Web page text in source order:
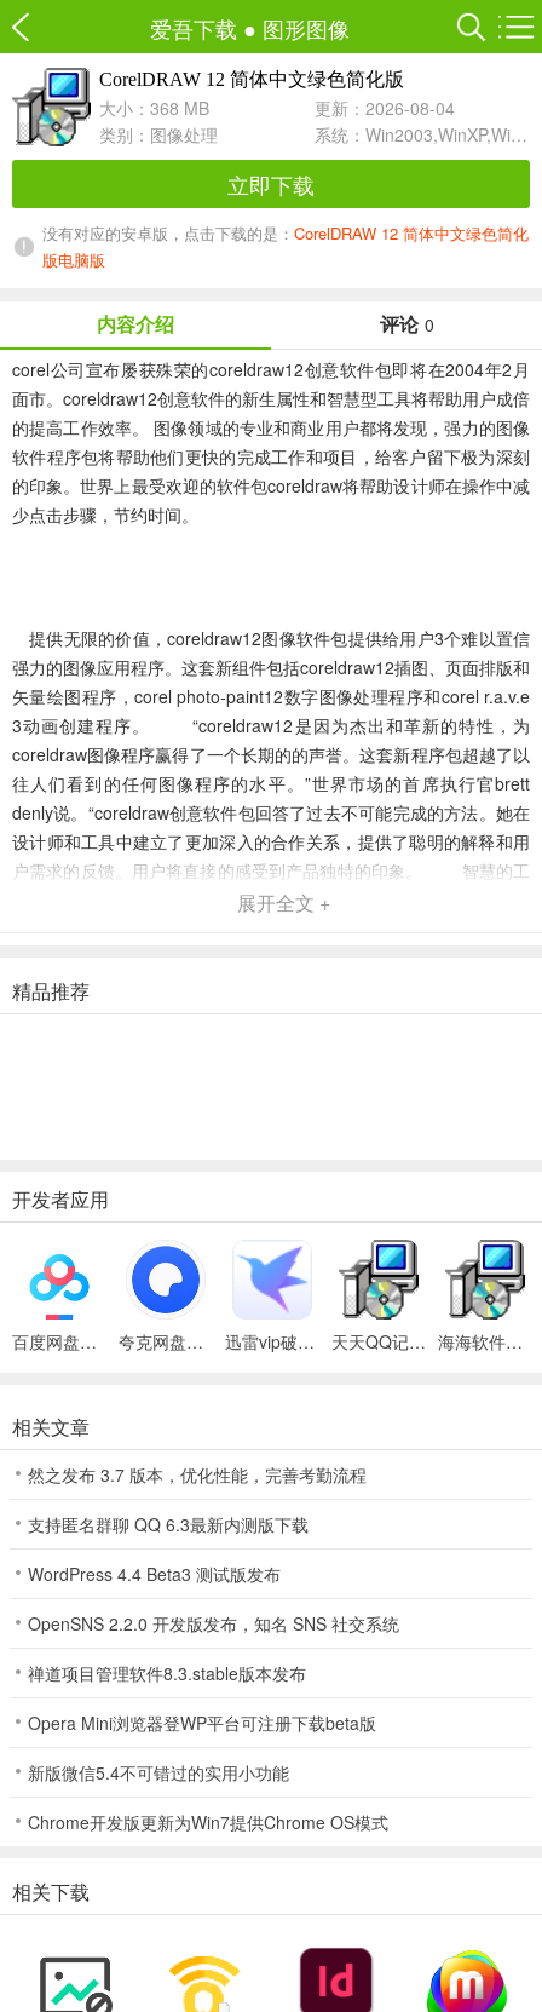
爱吾下载 ● 图形图像
CorelDRAW 12 简体中文绿色简化版
大小：368 MB
更新：2026-08-04
类别： 图像处理 系统：Win2003,WinXP,Win2000,Win9X
立即下载
没有对应的安卓版，点击下载的是： CorelDRAW 12 简体中文绿色简化
版电脑版
内容介绍 评论 0
corel公司宣布屡获殊荣的coreldraw12创意软件包即将在2004年2月
面市。coreldraw12创意软件的新生属性和智慧型工具将帮助用户成倍
的提高工作效率。 图像领域的专业和商业用户都将发现，强力的图像
软件程序包将帮助他们更快的完成工作和项目，给客户留下极为深刻
的印象。世界上最受欢迎的软件包coreldraw将帮助设计师在操作中减
少点击步骤，节约时间。
提供无限的价值，coreldraw12图像软件包提供给用户3个难以置信
强力的图像应用程序。这套新组件包括coreldraw12插图、页面排版和
矢量绘图程序，corel photo-paint12数字图像处理程序和corel r.a.v.e
3动画创建程序。 “coreldraw12是因为杰出和革新的特性，为
coreldraw图像程序赢得了一个长期的的声誉。这套新程序包超越了以
往人们看到的任何图像程序的水平。”世界市场的首席执行官brett
denly说。“coreldraw创意软件包回答了过去不可能完成的方法。她在
设计师和工具中建立了更加深入的合作关系，提供了聪明的解释和用
户需求的反馈。用户将直接的感受到产品独特的印象。 智慧的工
具将减少设计时间和提高工作效率。
corelDRAW 12 为本站精心精简绿化的 CorelDRAW 12 简体中文版版
使用中有先将文件解压到任意目录，运行“安装.bat” 一个名字叫 "安
装" 的MSDOS程序，然后运行“Programs”目录中的“CorelDRW.exe”
个卸载文件“卸载.reg”，当你不想使用“CorelDRAW 12 绿色软件站专
用版（第一版）”时，
运行“卸载.reg” 即可清除注册表中绝大部分和“CorelDRAW”相关的内
绿色版本不需要安装。下载解压直接就可以运行。
有网友反应一定要解压到 D:盘才能运行，如果您不能运行可以试试
展开全文 +
精品推荐
开发者应用
百度网盘绿色免安装Pc电脑版 夸克网盘官方正式版 迅雷vip破解版永久会员2024版 天天QQ记牌器 V2.70 绿色版 海海软件PDF阅读器精简版 V1.4.2.0
相关文章
然之发布 3.7 版本，优化性能，完善考勤流程
支持匿名群聊 QQ 6.3最新内测版下载
WordPress 4.4 Beta3 测试版发布
OpenSNS 2.2.0 开发版发布，知名 SNS 社交系统
禅道项目管理软件8.3.stable版本发布
Opera Mini浏览器登WP平台可注册下载beta版
新版微信5.4不可错过的实用小功能
Chrome开发版更新为Win7提供Chrome OS模式
相关下载